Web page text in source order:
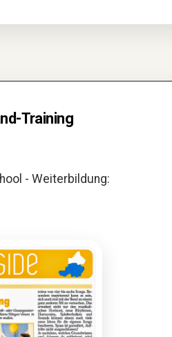
Training
- Weiterbildung: